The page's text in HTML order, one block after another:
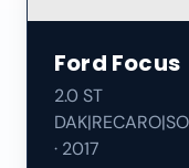
Ford Focus
2.0 ST
· 2017